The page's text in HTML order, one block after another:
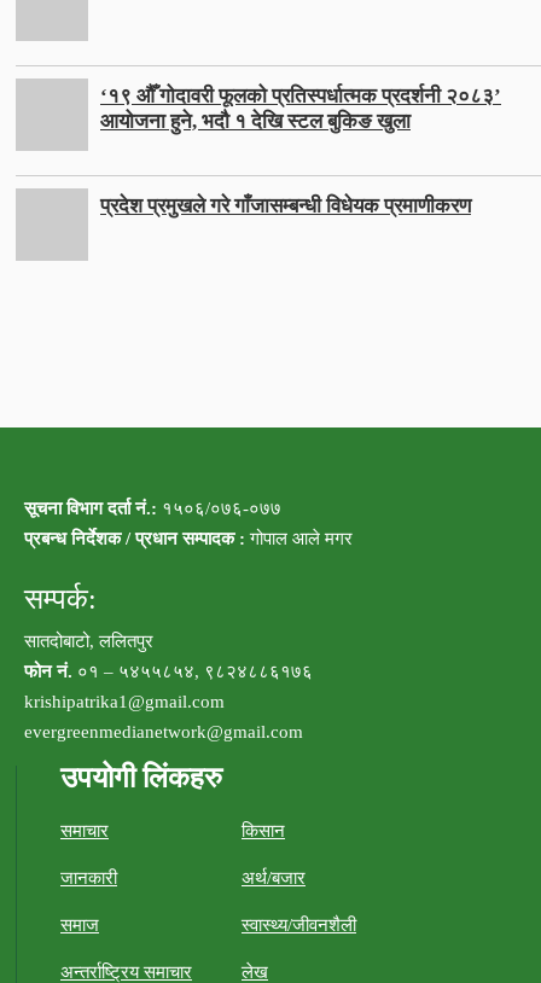
‘१९ औँ गोदावरी फूलको प्रतिस्पर्धात्मक प्रदर्शनी २०८३’
आयोजना हुने, भदौ १ देखि स्टल बुकिङ खुला
प्रदेश प्रमुखले गरे गाँजासम्बन्धी विधेयक प्रमाणीकरण
सूचना विभाग दर्ता नं.: १५०६/०७६-०७७
प्रबन्ध निर्देशक / प्रधान सम्पादक : गोपाल आले मगर
सम्पर्क:
सातदोबाटो, ललितपुर
फोन नं. ०१ – ५४५५८५४, ९८२४८८६१७६
krishipatrika1@gmail.com
evergreenmedianetwork@gmail.com
उपयोगी लिंकहरु
समाचार किसान
जानकारी अर्थ/बजार
समाज स्वास्थ्य/जीवनशैली
अन्तर्राष्ट्रिय समाचार लेख